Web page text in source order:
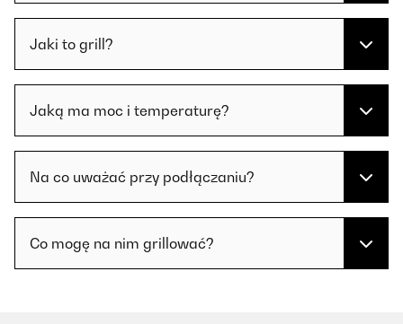
Jaki to grill?
Jaką ma moc i temperaturę?
Na co uważać przy podłączaniu?
Co mogę na nim grillować?